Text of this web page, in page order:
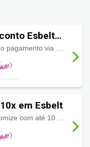
Esbelt
10% OFF
em Esbelt